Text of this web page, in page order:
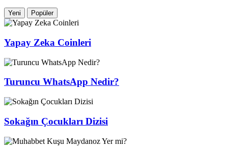
Yeni Popüler
Yapay Zeka Coinleri
Turuncu WhatsApp Nedir?
Sokağın Çocukları Dizisi